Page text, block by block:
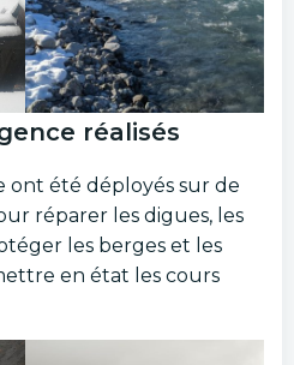
réalisés
ont été déployés sur de
réparer les digues, les
les berges et les
en état les cours